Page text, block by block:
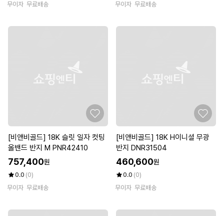
무이자 무료배송
무이자 무료배송
[비앤비골드] 18K 슬릿 일자 컷팅
올밴드 반지 M PNR42410
757,400원
0.0 (0)
무이자 무료배송
[비앤비골드] 18K H이니셜 무광
반지 DNR31504
460,600원
0.0 (0)
무이자 무료배송